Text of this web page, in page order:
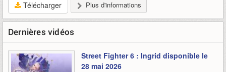
Télécharger Plus d'informations
Dernières vidéos
Street Fighter 6 : Ingrid disponible le
28 mai 2026